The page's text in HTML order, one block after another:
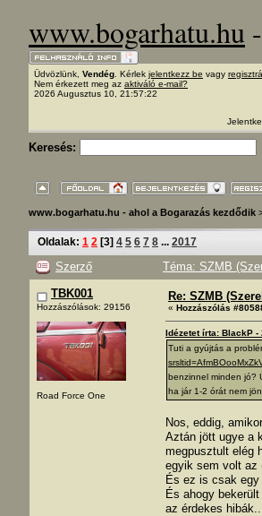
www.bogarhatu.hu
Üdvözlünk, Vendég . Kérlek jelentkezz be vagy
Nem érkezett meg az aktiváló e-mail?
2026 Augusztus 10, 21:57:22
Keresés:
www.bogarhatu.hu - ahol a Bogarazás kezdődik
Oldalak: 1 2 [3] 4 5 6 7 8 ... 2017
Szerző
Téma: SZMB
TBK001
Hozzászólások: 29156
Road Force One
Re: SZMB
« Hozzászólás
Idézetet írta: BlackP
Tuti a gyújtás a
benzinnel minden jó?
ha jár 1-2 órát nem
Nos, eddig,
Aztán jött ugye a
megpusztult elég
egyik sem volt az
És ez is csak egy
És ahogy
az érdekes hibák...